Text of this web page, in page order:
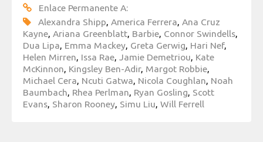
Enlace Permanente A:
Alexandra Shipp, America Ferrera, Ana Cruz
Kayne, Ariana Greenblatt, Barbie, Connor Swindells,
Dua Lipa, Emma Mackey, Greta Gerwig, Hari Nef,
Helen Mirren, Issa Rae, Jamie Demetriou, Kate
McKinnon, Kingsley Ben-Adir, Margot Robbie,
Michael Cera, Ncuti Gatwa, Nicola Coughlan, Noah
Baumbach, Rhea Perlman, Ryan Gosling, Scott
Evans, Sharon Rooney, Simu Liu, Will Ferrell